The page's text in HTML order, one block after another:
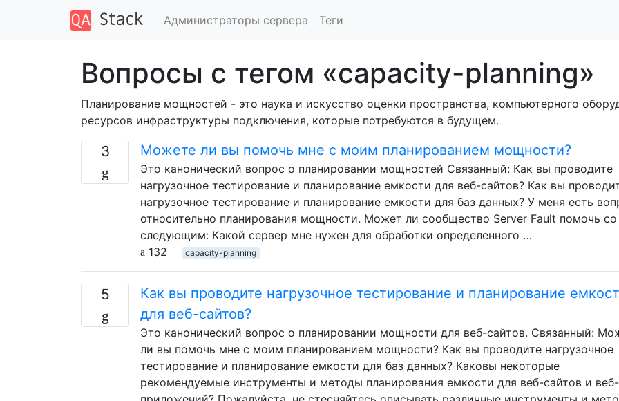
Администраторы сервера Теги
Вопросы с тегом «capacity-planning»
Планирование мощностей - это наука и искусство оценки пространства, компьютерного
ресурсов инфраструктуры подключения, которые потребуются в будущем.
3 Можете ли вы помочь мне с моим планированием мощности?
Это канонический вопрос о планировании мощностей Связанный: Как вы проводите
нагрузочное тестирование и планирование емкости для веб-сайтов? Как вы
нагрузочное тестирование и планирование емкости для баз данных? У меня есть
относительно планирования мощности. Может ли сообщество Server Fault помочь со
следующим: Какой сервер мне нужен для обработки определенного …
132
capacity-planning
5
Как вы проводите нагрузочное тестирование и планирование
для веб-сайтов?
Это канонический вопрос о планировании мощности для веб-сайтов. Связанный:
ли вы помочь мне с моим планированием мощности? Как вы проводите нагрузочное
тестирование и планирование емкости для баз данных? Каковы некоторые
рекомендуемые инструменты и методы планирования емкости для веб-сайтов и веб-